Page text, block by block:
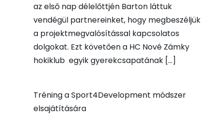
az első nap délelőttjén Barton láttuk
vendégül partnereinket, hogy megbeszéljük
a projektmegvalósítással kapcsolatos
dolgokat. Ezt követően a HC Nové Zámky
hokiklub egyik gyerekcsapatának […]
Tréning a Sport4Development módszer
elsajátítására